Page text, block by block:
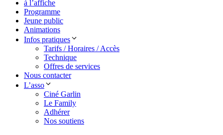
à l’affiche
Programme
Jeune public
Animations
Infos pratiques
Tarifs / Horaires / Accès
Technique
Offres de services
Nous contacter
L’asso
Ciné Garlin
Le Family
Adhérer
Nos soutiens